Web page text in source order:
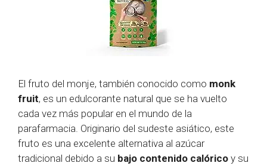
El fruto del monje, también conocido como monk
fruit, es un edulcorante natural que se ha vuelto
cada vez más popular en el mundo de la
parafarmacia. Originario del sudeste asiático, este
fruto es una excelente alternativa al azúcar
tradicional debido a su bajo contenido calórico y su